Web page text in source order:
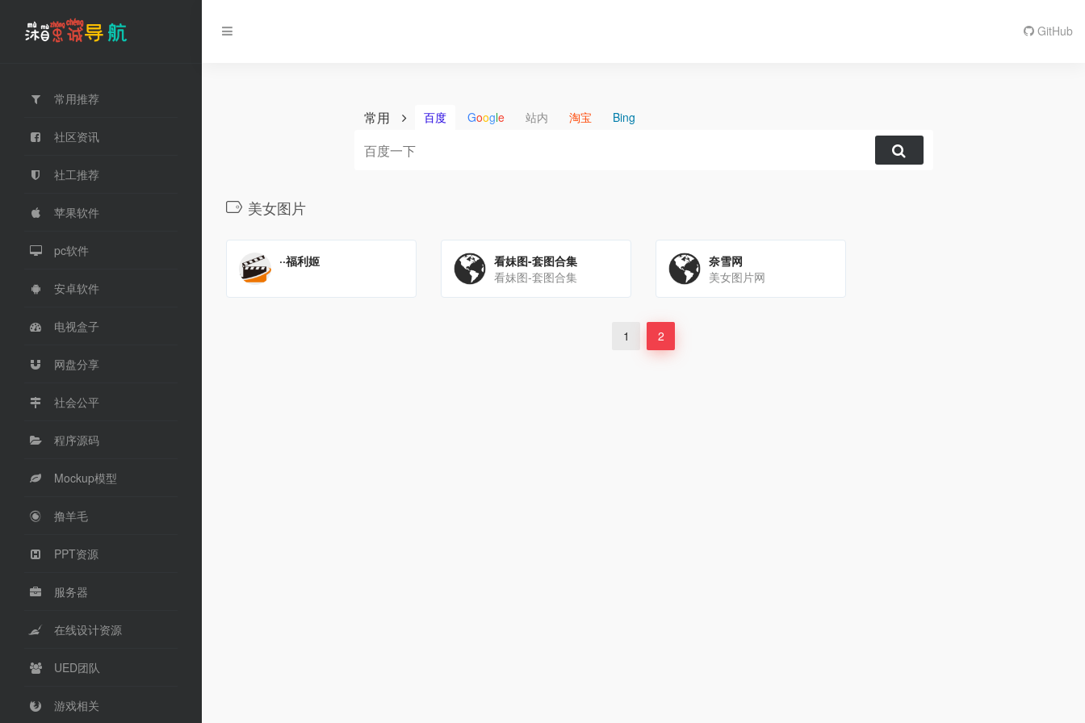
常用推荐
社区资讯
社工推荐
苹果软件
pc软件
安卓软件
电视盒子
网盘分享
社会公平
程序源码
Mockup模型
撸羊毛
PPT资源
服务器
在线设计资源
UED团队
游戏相关
GitHub
常用 百度 Google 站内 淘宝 Bing
美女图片
··福利姬
看妹图-套图合集
看妹图-套图合集
奈雪网
美女图片网
1 2